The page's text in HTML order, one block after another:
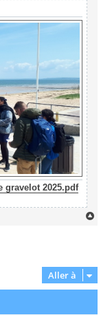
gravelot 2025.pdf
Aller à